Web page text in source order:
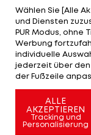
steigen als
und Robin
Niederlage
Gruppen-
junge ÖVV-
Mehr
Wählen Sie [Alle
und Diensten
PUR Modus, ohne
Werbung
individuelle
jederzeit über den
der Fußzeile
ALLE
AKZEPTIEREN
Tracking und
Personalisierung